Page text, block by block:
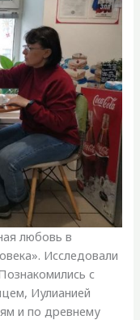
любовь в
Исследовали
с
Иулианией
и по древнему